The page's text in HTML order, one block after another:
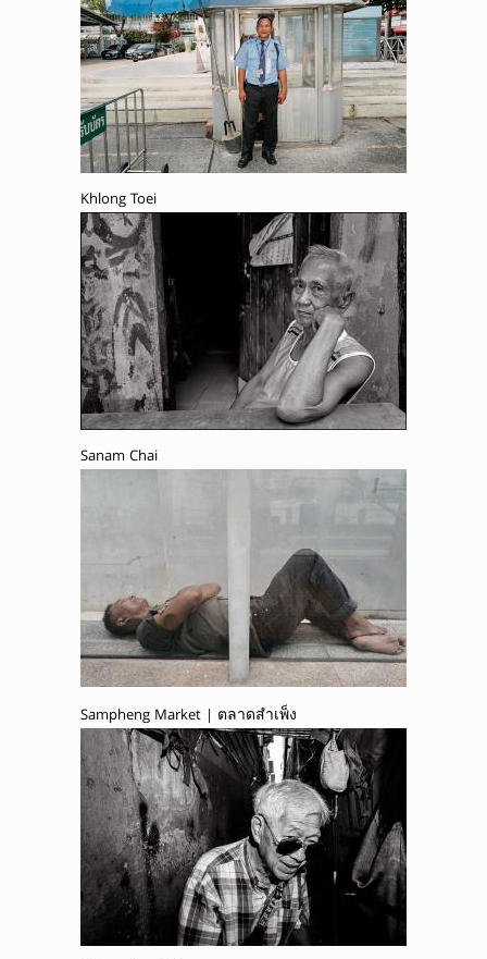
Khlong Toei
Sanam Chai
Sampheng Market | ตลาดสำเพ็ง